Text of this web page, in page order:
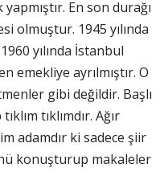
En son durağı
olmuştur. 1945 yılında
yılında İstanbul
emekliye ayrılmıştır. O
gibi değildir. Başlı
tıklımdır. Ağır
adamdır ki sadece şiir
konuşturup makaleler